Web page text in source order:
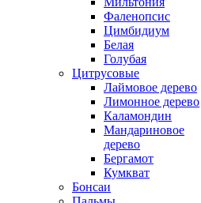
Фаленопсис
Цимбидиум
Белая
Голубая
Цитрусовые
Лаймовое дерево
Лимонное дерево
Каламондин
Мандариновое
дерево
Бергамот
Кумкват
Бонсаи